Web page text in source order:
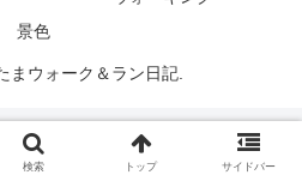
景色
まウォーク＆ラン日記.
検索 トップ サイドバー